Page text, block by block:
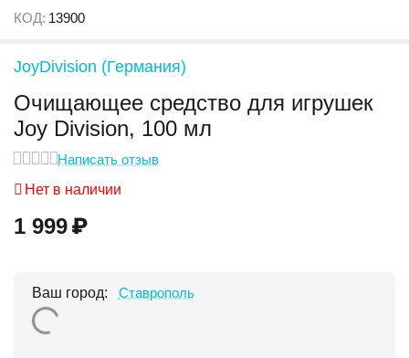
КОД: 13900
JoyDivision (Германия)
Очищающее средство для игрушек
Joy Division, 100 мл
Написать отзыв
Нет в наличии
1 999₽
Ваш город: Ставрополь